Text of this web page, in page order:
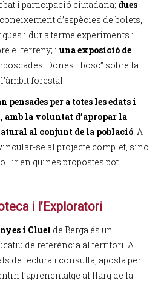
i participació ciutadana; dues
d’espècies de bolets,
i dur a terme experiments i
el terreny; i una exposició de
Dones i bosc” sobre la
forestal.
pensades per a totes les edats i
la voluntat d’apropar la
al conjunt de la població. A
se al projecte complet, sinó
en quines propostes pot
i l’Exploratori
i Cluet de Berga és un
de referència al territori. A
de lectura i consulta, aposta per
l’aprenentatge al llarg de la